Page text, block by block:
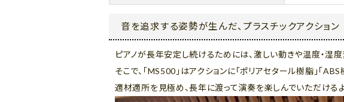
音を追求する姿勢が生んだ、プラスチックアクション
ピアノが長年安定し続けるためには、激しい動きや温度・湿
そこで、「MS500」はアクションに「ポリアセタール樹脂」「
適材適所を見極め、長年に渡って演奏を楽しんでいただける